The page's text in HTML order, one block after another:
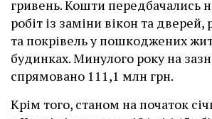
гривень. Кошти передбачались
робіт із заміни вікон та дверей,
та покрівель у пошкоджених
будинках. Минулого року на
спрямовано 111,1 млн грн.
Крім того, станом на початок